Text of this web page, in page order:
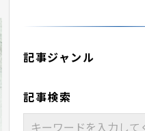
記事ジャンル
記事検索